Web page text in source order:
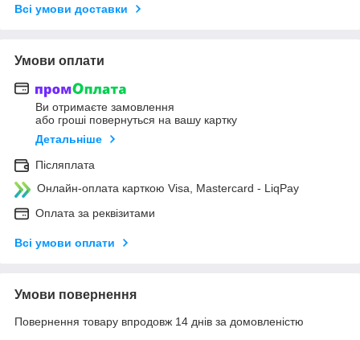
Всі умови доставки
Умови оплати
Ви отримаєте замовлення
або гроші повернуться на вашу картку
Детальніше
Післяплата
Онлайн-оплата карткою Visa, Mastercard - LiqPay
Оплата за реквізитами
Всі умови оплати
Умови повернення
Повернення товару впродовж 14 днів за домовленістю